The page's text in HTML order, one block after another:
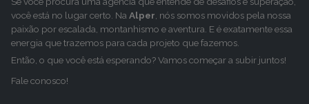
você está no lugar certo. Na Alper , nós somos movidos pela nossa
paixão por escalada, montanhismo e aventura. E é exatamente essa
energia que trazemos para cada projeto que fazemos.
Então, o que você está esperando? Vamos começar a subir juntos!
Fale conosco!